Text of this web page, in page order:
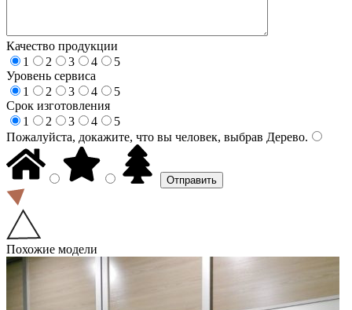
Качество продукции
1
2 3 4
5
Уровень сервиса
1
2 3 4
5
Срок изготовления
1
2 3 4
5
Пожалуйста, докажите, что вы человек, выбрав Дерево.
Похожие модели